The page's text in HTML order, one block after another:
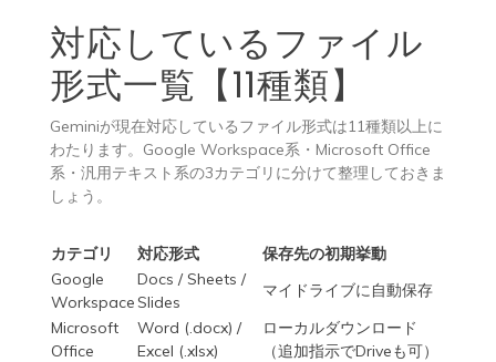
対応しているファイル
形式一覧【11種類】
Geminiが現在対応しているファイル形式は11種類以上に
わたります。Google Workspace系・Microsoft Office
系・汎用テキスト系の3カテゴリに分けて整理しておきま
しょう。
カテゴリ 対応形式
保存先の初期挙動
Google
Workspace
Docs / Sheets /
Slides
マイドライブに自動保存
Microsoft
Office
Word (.docx) /
Excel (.xlsx)
ローカルダウンロード
（追加指示でDriveも可）